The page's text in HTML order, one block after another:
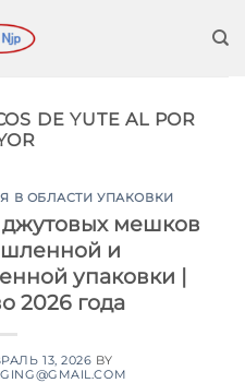
DE YUTE AL POR
В ОБЛАСТИ УПАКОВКИ
мешков
и
упаковки |
2026 года
13, 2026 BY